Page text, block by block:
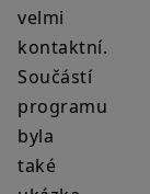
velmi
kontaktní.
Součástí
programu
byla
také